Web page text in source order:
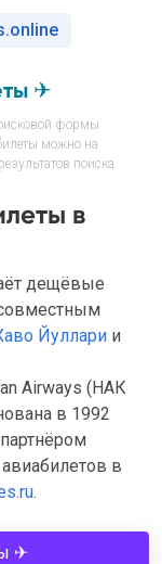
✈
формы
можно на
поиска.
в
дещёвые
Йуллари и
Airways (НАК
в 1992
в
.
✈